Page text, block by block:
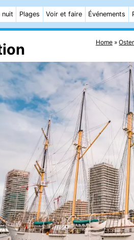
nuit Plages Voir et faire Événements
Home